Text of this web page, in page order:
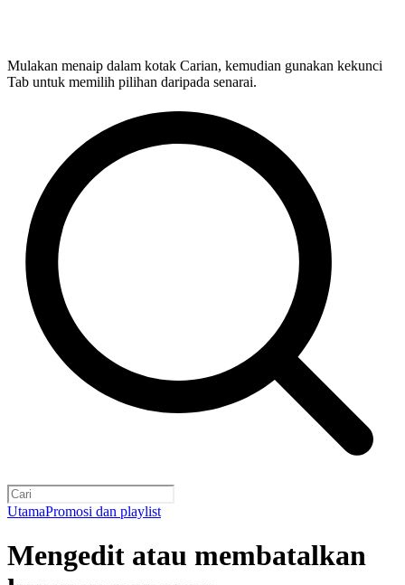
Mulakan menaip dalam kotak Carian, kemudian gunakan kekunci
Tab untuk memilih pilihan daripada senarai.
UtamaPromosi dan playlist
Mengedit atau membatalkan